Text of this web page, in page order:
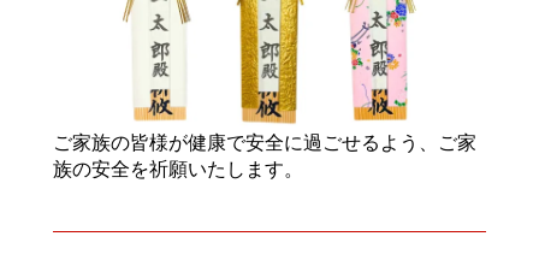
ご家族の皆様が健康で安全に過ごせるよう、ご家
族の安全を祈願いたします。